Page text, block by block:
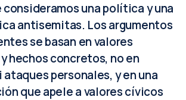
una política y una
antisemitas. Los argumentos
se basan en valores
hechos concretos, no en
personales, y en una
que apele a valores cívicos